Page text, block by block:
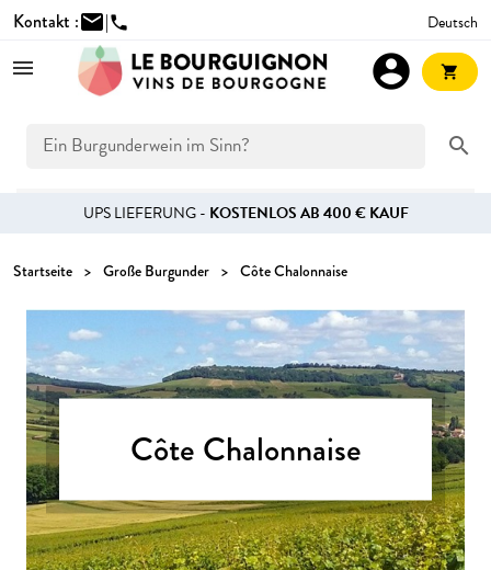
Kontakt :mail|phone Deutsch
search
account_circle shopping_cart
UPS LIEFERUNG - KOSTENLOS AB 400 € KAUF
Startseite Große Burgunder Côte Chalonnaise
Côte Chalonnaise